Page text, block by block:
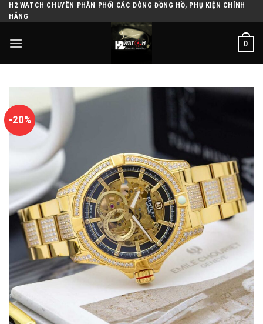
Skip
to
content
H2 WATCH CHUYÊN PHÂN PHỐI CÁC DÒNG ĐỒNG HỒ, PHỤ KIỆN CHÍNH
HÃNG
0
-20%